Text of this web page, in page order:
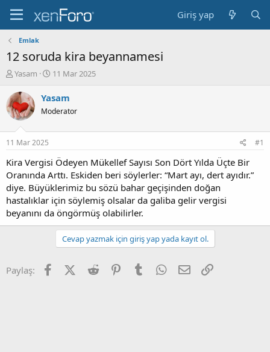
Giriş yap
Emlak
12 soruda kira beyannamesi
K
n
b
u
u
b
a
l
a
t
a
n
Yasam
B
ş
a
ç
a
r
i
h
i
11 Mar 2025
Yasam
Moderator
11 Mar 2025 #1
Kira Vergisi Ödeyen Mükellef Sayısı Son Dört Yılda Üçte Bir
Oranında Arttı. Eskiden beri söylerler: “Mart ayı, dert ayıdır.”
diye. Büyüklerimiz bu sözü bahar geçişinden doğan
hastalıklar için söylemiş olsalar da galiba gelir vergisi
beyanını da öngörmüş olabilirler.
Cevap yazmak için giriş yap yada kayıt ol.
Paylaş: FacebookX (Twitter)
Reddit PinterestTumblr WhatsApp
E-posta